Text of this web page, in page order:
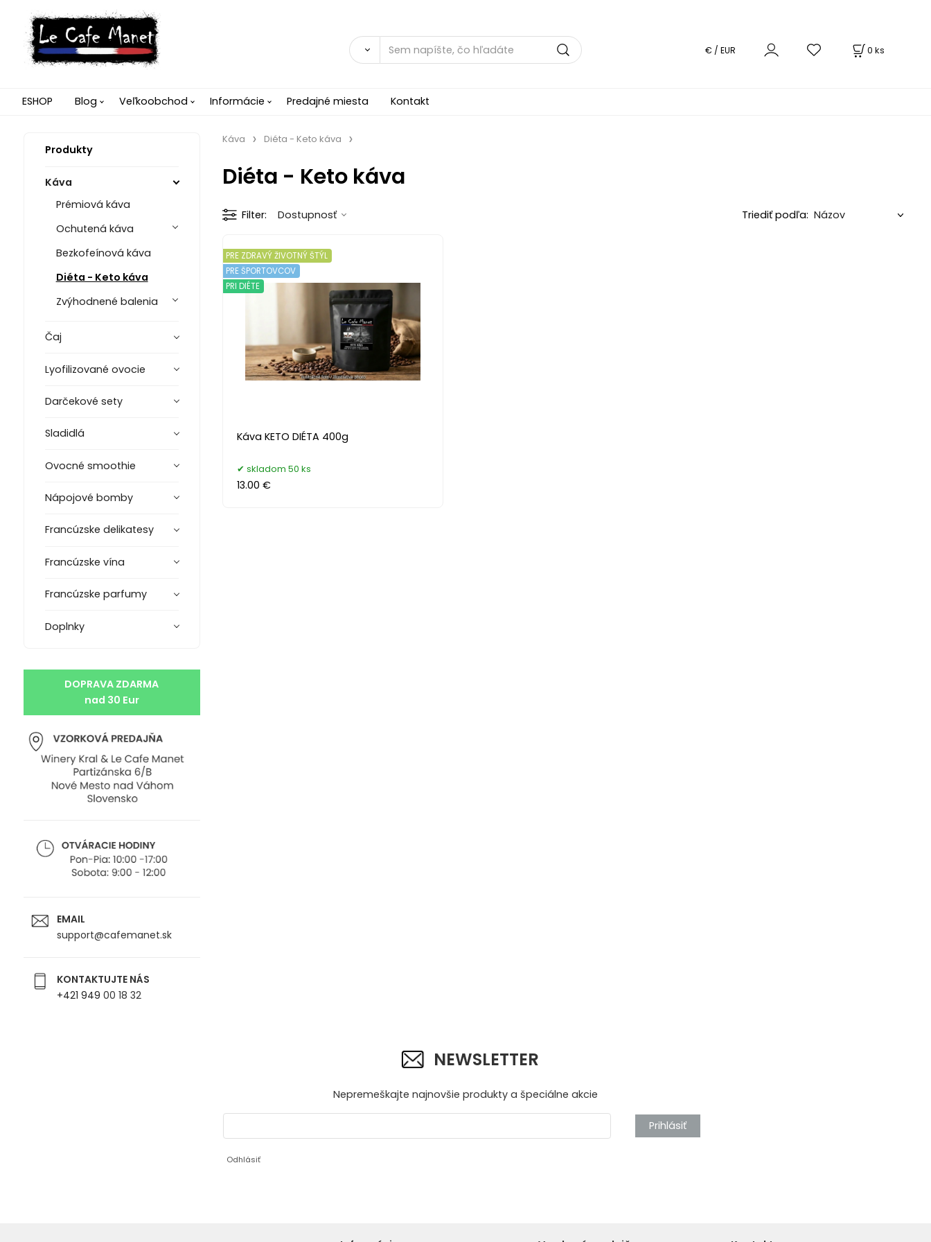
0 ks
€ / EUR
ESHOP Blog Veľkoobchod Informácie Predajné miesta Kontakt
Produkty
Káva
Prémiová káva
Ochutená káva
Bezkofeínová káva
Diéta - Keto káva
Zvýhodnené balenia
Čaj
Lyofilizované ovocie
Darčekové sety
Sladidlá
Ovocné smoothie
Nápojové bomby
Francúzske delikatesy
Francúzske vína
Francúzske parfumy
Doplnky
DOPRAVA ZDARMA
nad 30 Eur
EMAIL
support@cafemanet.sk
KONTAKTUJTE NÁS
+421 949 00 18 32
Káva Diéta - Keto káva
Diéta - Keto káva
Filter Dostupnosť Triediť podľa:
Káva KETO DIÉTA 400g
PRE ZDRAVÝ ŽIVOTNÝ ŠTÝL
PRE ŠPORTOVCOV
PRI DIÉTE
skladom 50 ks
13.00 €
NEWSLETTER
Nepremeškajte najnovšie produkty a špeciálne akcie
Prihlásiť
Odhlásiť